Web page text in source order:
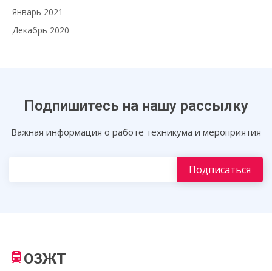
Январь 2021
Декабрь 2020
Подпишитесь на нашу рассылку
Важная информация о работе техникума и мероприятия
ОЗЖТ